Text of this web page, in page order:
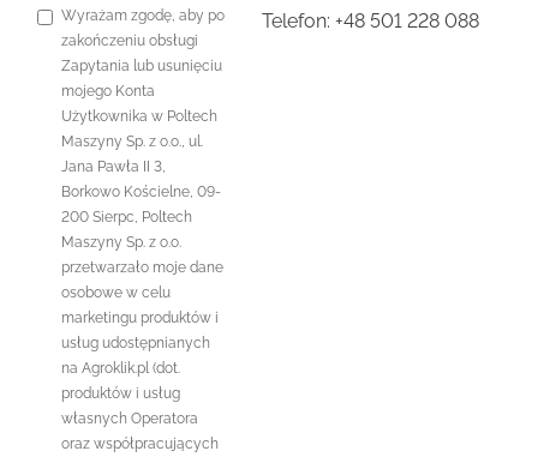
Wyrażam zgodę, aby po
zakończeniu obsługi
Zapytania lub usunięciu
mojego Konta
Użytkownika w Poltech
Maszyny Sp. z o.o., ul.
Jana Pawła II 3,
Borkowo Kościelne, 09-
200 Sierpc, Poltech
Maszyny Sp. z o.o.
przetwarzało moje dane
osobowe w celu
marketingu produktów i
usług udostępnianych
na Agroklik.pl (dot.
produktów i usług
własnych Operatora
oraz współpracujących
Telefon: +48 501 228 088